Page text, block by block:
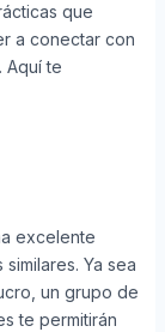
que
a conectar con
Aquí te
excelente
Ya sea
un grupo de
te permitirán